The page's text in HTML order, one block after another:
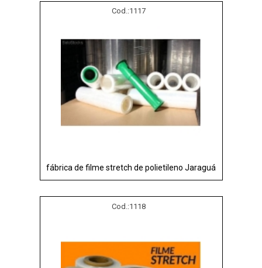
Cod.:1117
fábrica de filme stretch de polietileno Jaraguá
Cod.:1118